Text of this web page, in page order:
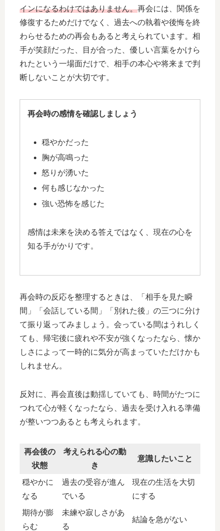
インになるわけではありません。再会には、関係を
修復するためだけでなく、過去への執着や後悔を終
わらせるための再会もあると考えられています。相
手が笑顔だった、目が合った、優しい言葉をかけら
れたという一場面だけで、相手の本心や将来まで判
断しないことが大切です。
再会時の感情を確認しましょう
穏やかだった
胸が高鳴った
怒りが湧いた
何も感じなかった
強い恐怖を感じた
感情は未来を決める答えではなく、現在の心を
知る手がかりです。
再会時の反応を整理するときは、「相手を見た瞬
間」「会話している間」「別れた後」の三つに分け
て振り返ってみましょう。会っている間はうれしく
ても、帰宅後に疲れや不安が強くなったなら、懐か
しさによって一時的に気分が高まっていただけかも
しれません。
反対に、再会直後は動揺していても、時間がたつに
つれて心が軽くなったなら、過去を受け入れる準備
が整いつつあるとも考えられます。
再会後の
状態
考えられる心の動
き
意識したいこと
穏やかに
なる
過去の受容が進ん
でいる
現在の生活を大切
にする
期待が膨
らむ
未練や寂しさがあ
る
結論を急がない